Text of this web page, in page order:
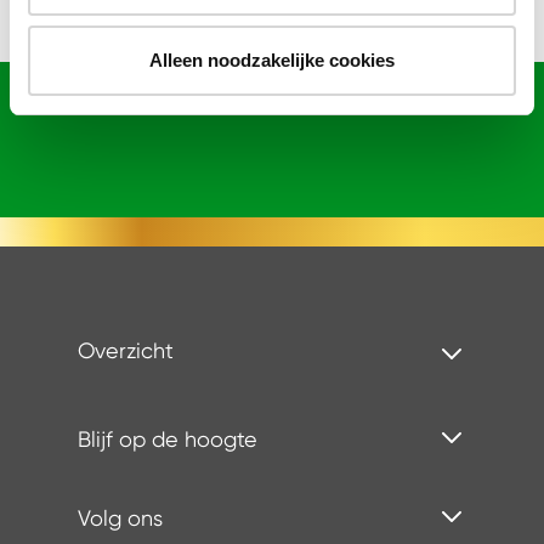
Alleen noodzakelijke cookies
Overzicht
Blijf op de hoogte
Volg ons